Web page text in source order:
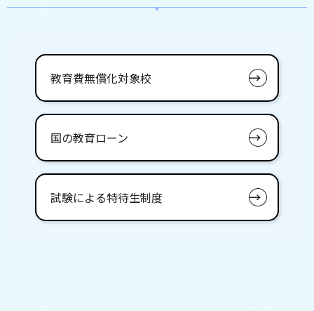
教育費無償化対象校
国の教育ローン
試験による特待生制度